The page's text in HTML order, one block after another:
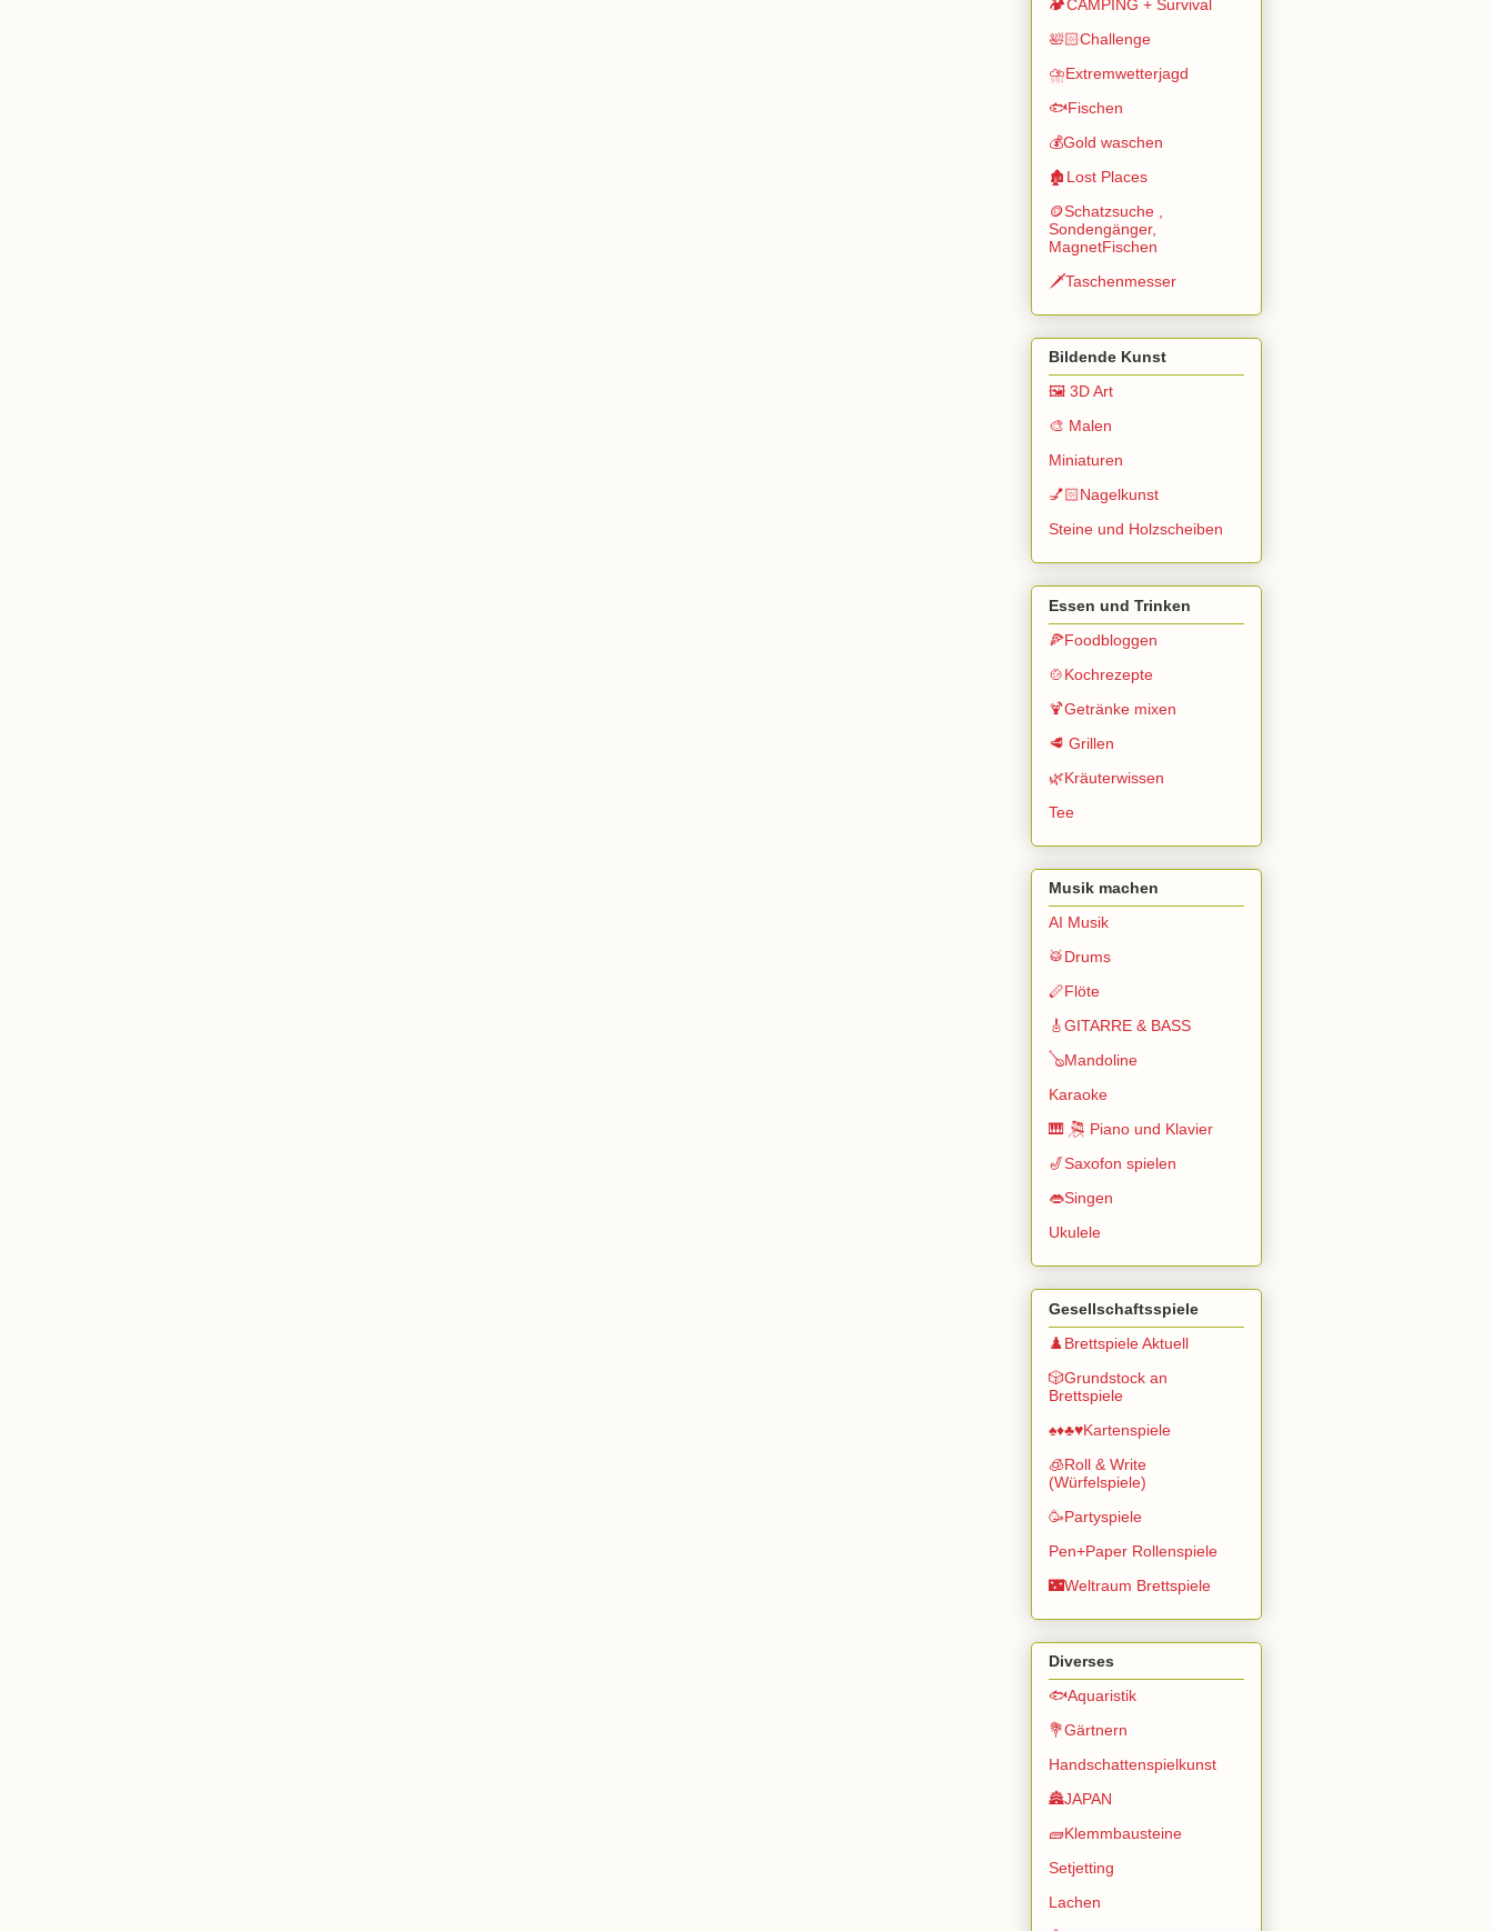
🏕️CAMPING + Survival
🛀🏻Challenge
⛈️Extremwetterjagd
🐟Fischen
💰Gold waschen
🏚️Lost Places
🪙Schatzsuche ,
Sondengänger,
MagnetFischen
🗡️Taschenmesser
Bildende Kunst
🖼️ 3D Art
🎨 Malen
Miniaturen
💅🏻Nagelkunst
Steine und Holzscheiben
Essen und Trinken
🍕Foodbloggen
🍲Kochrezepte
🍹Getränke mixen
🥩 Grillen
🌿Kräuterwissen
Tee
Musik machen
AI Musik
🥁Drums
🪈Flöte
🎸GITARRE & BASS
🪕Mandoline
Karaoke
🎹 🎘 Piano und Klavier
🎷Saxofon spielen
👄Singen
Ukulele
Gesellschaftsspiele
♟️Brettspiele Aktuell
🎲Grundstock an
Brettspiele
♠️♦️♣️♥️Kartenspiele
🧊Roll & Write
(Würfelspiele)
🥳Partyspiele
Pen+Paper Rollenspiele
🌃Weltraum Brettspiele
Diverses
🐟Aquaristik
💐Gärtnern
Handschattenspielkunst
🏯JAPAN
🧱Klemmbausteine
Setjetting
Lachen